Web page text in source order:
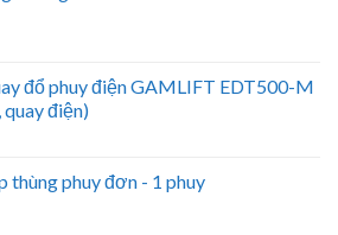
đổ phuy điện GAMLIFT EDT500-M
quay điện)
thùng phuy đơn - 1 phuy